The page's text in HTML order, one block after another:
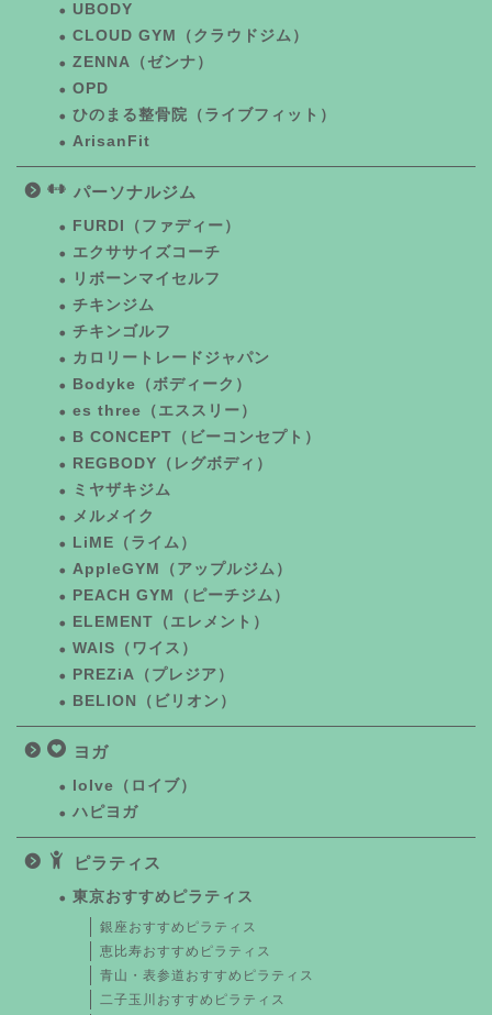
UBODY
CLOUD GYM（クラウドジム）
ZENNA（ゼンナ）
OPD
ひのまる整骨院（ライブフィット）
ArisanFit
パーソナルジム
FURDI（ファディー）
エクササイズコーチ
リボーンマイセルフ
チキンジム
チキンゴルフ
カロリートレードジャパン
Bodyke（ボディーク）
es three（エススリー）
B CONCEPT（ビーコンセプト）
REGBODY（レグボディ）
ミヤザキジム
メルメイク
LiME（ライム）
AppleGYM（アップルジム）
PEACH GYM（ピーチジム）
ELEMENT（エレメント）
WAIS（ワイス）
PREZiA（プレジア）
BELION（ビリオン）
ヨガ
loIve（ロイブ）
ハピヨガ
ピラティス
東京おすすめピラティス
銀座おすすめピラティス
恵比寿おすすめピラティス
青山・表参道おすすめピラティス
二子玉川おすすめピラティス